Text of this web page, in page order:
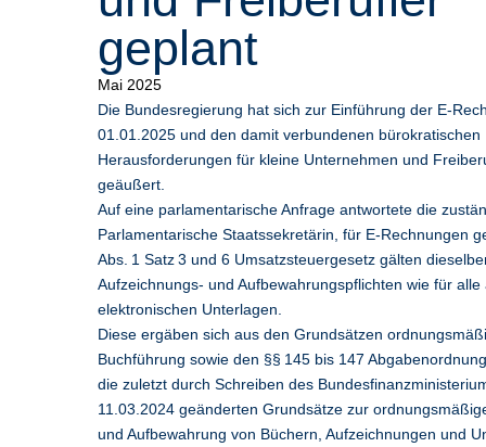
geplant
Mai 2025
Die Bundesregierung hat sich zur Einführung der E-
01.01.2025 und den damit verbundenen bürokratischen
Herausforderungen für kleine Unternehmen und
geäußert.
Auf eine parlamentarische Anfrage antwortete die
Parlamentarische Staatssekretärin, für E-Rechnungen
Abs. 1 Satz 3 und 6 Umsatzsteuergesetz gälten
Aufzeichnungs- und Aufbewahrungspflichten wie für alle
elektronischen Unterlagen.
Diese ergäben sich aus den Grundsätzen
Buchführung sowie den §§ 145 bis 147
die zuletzt durch Schreiben des
11.03.2024 geänderten Grundsätze zur
und Aufbewahrung von Büchern, Aufzeichnungen und